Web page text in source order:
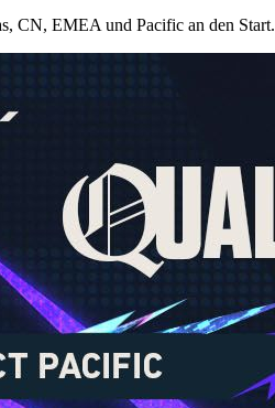
CN, EMEA und Pacific an den Start.